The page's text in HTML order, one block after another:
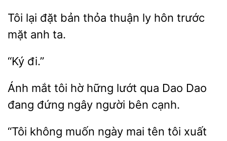
Tôi lại đặt bản thỏa thuận ly
mặt
ta.
Ánh mắt tôi hờ
lướt qua Dao
đang đứng ngây người bên
không muốn ngày mai
tôi xuất